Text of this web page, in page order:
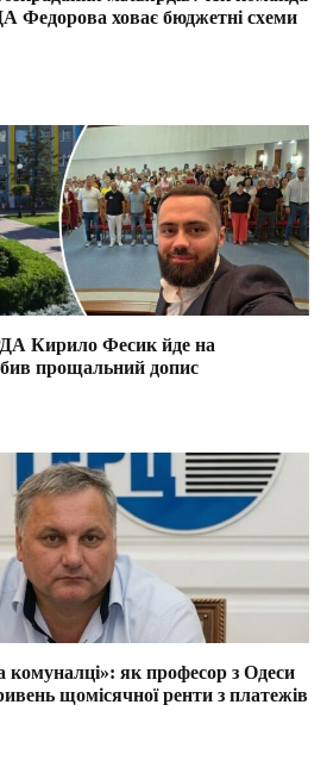
Федорова ховає бюджетні схеми
Кирило Фесик йде на
прощальний допис
комуналці»: як професор з Одеси
щомісячної ренти з платежів